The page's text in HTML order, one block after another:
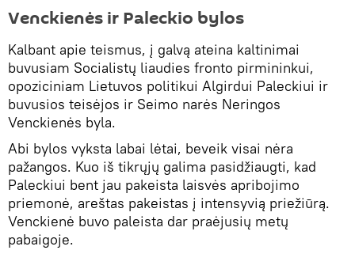
Venckienės ir Paleckio bylos
Kalbant apie teismus, į galvą ateina kaltinimai
buvusiam Socialistų liaudies fronto pirmininkui,
opoziciniam Lietuvos politikui Algirdui Paleckiui ir
buvusios teisėjos ir Seimo narės Neringos
Venckienės byla.
Abi bylos vyksta labai lėtai, beveik visai nėra
pažangos. Kuo iš tikrųjų galima pasidžiaugti, kad
Paleckiui bent jau pakeista laisvės apribojimo
priemonė, areštas pakeistas į intensyvią priežiūrą.
Venckienė buvo paleista dar praėjusių metų
pabaigoje.